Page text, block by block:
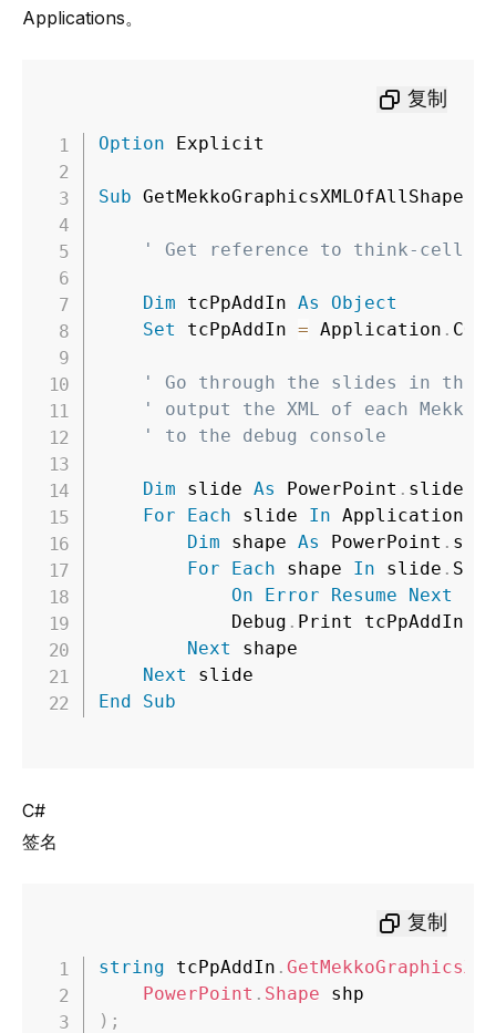
Applications。
复制
Option Explicit
Sub GetMekkoGraphicsXMLOfAllShapes
' Get reference to think-cell
Dim tcPpAddIn As
Object
Set tcPpAddIn = Application .
' Go through the slides in the
' output the XML of each
' to the debug console
Dim slide As PowerPoint . slide
For
Each slide In Application
Dim shape As PowerPoint .
For
Each shape In slide .
On
Error Resume Next
            Debug
. Print tcPpAddIn
Next shape
Next
End
Sub
C#
签名
复制
string tcPpAddIn . GetMekkoGraphicsXML
PowerPoint . Shape
) ;